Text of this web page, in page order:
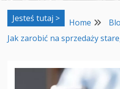
Jesteś tutaj > Home
Jak zarobić na sprzedaży